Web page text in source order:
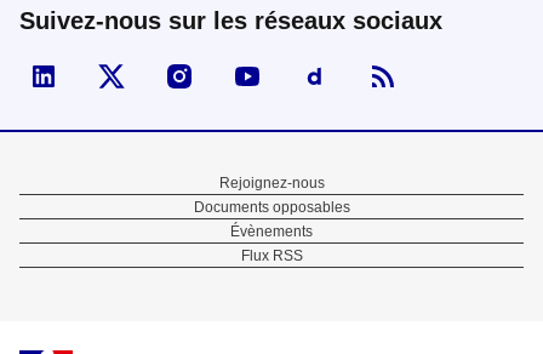
Suivez-nous sur les réseaux sociaux
Visiter la page Linked In de fonction publique
Visiter la page X de fonction publique
Visiter la page Instagram de fonction
Visiter la page You Tube de
Visiter la page
Pied
de
Rejoignez-nous
Documents opposables
Évènements
Flux RSS